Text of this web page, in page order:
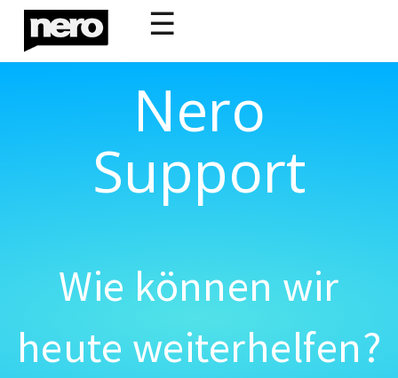
☰
Nero
Support
Wie können wir
heute weiterhelfen?